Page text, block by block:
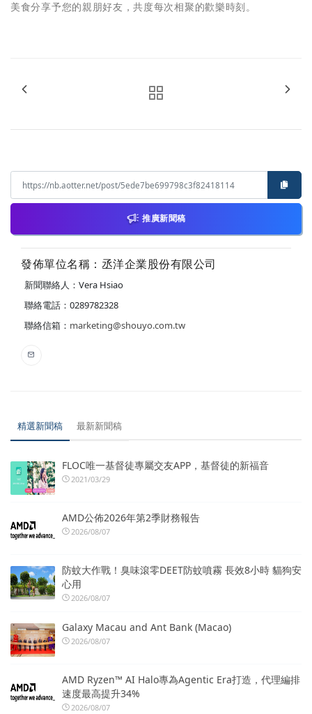
美食分享予您的親朋好友，共度每次相聚的歡樂時刻。
推廣新聞稿
發佈單位名稱：丞洋企業股份有限公司
新聞聯絡人：Vera Hsiao
聯絡電話：0289782328
聯絡信箱： marketing@shouyo.com.tw
精選新聞稿 最新新聞稿
FLOC唯一基督徒專屬交友APP，基督徒的新福音
2021/03/29
AMD公佈2026年第2季財務報告
2026/08/07
防蚊大作戰！臭味滾零DEET防蚊噴霧 長效8小時 貓狗安
心用
2026/08/07
Galaxy Macau and Ant Bank (Macao)
2026/08/07
AMD Ryzen™ AI Halo專為Agentic Era打造，代理編排
速度最高提升34%
2026/08/07